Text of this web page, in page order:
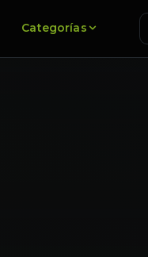
Categorías